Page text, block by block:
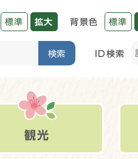
標準 拡大 背景色 標準
検索 ID検索
観光